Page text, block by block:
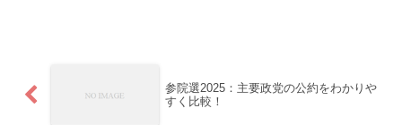
参院選2025：主要政党の公約をわかりや
すく比較！